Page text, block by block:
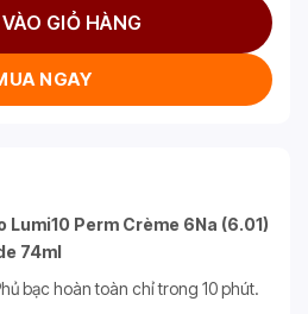
GIỎ HÀNG
NGAY
Perm Crème 6Na (6.01)
74ml
bạc hoàn toàn chỉ trong 10 phút.